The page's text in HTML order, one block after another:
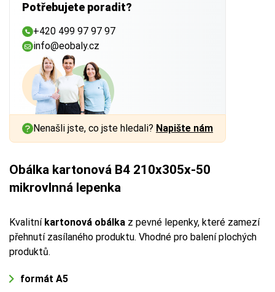
Potřebujete poradit?
+420 499 97 97 97
info@eobaly.cz
Nenašli jste, co jste hledali? Napište nám
Obálka kartonová B4 210x305x-50
mikrovlnná lepenka
Kvalitní kartonová obálka z pevné lepenky, které zamezí
přehnutí zasílaného produktu. Vhodné pro balení plochých
produktů.
formát A5